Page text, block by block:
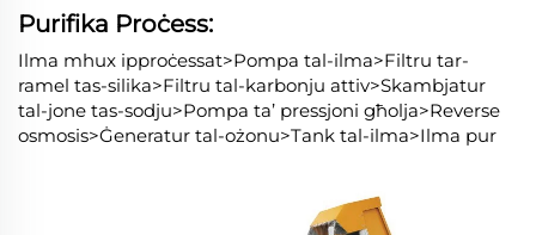
Purifika Proċess:
Ilma mhux ipproċessat>Pompa tal-ilma>Filtru tar-
ramel tas-silika>Filtru tal-karbonju attiv>Skambjatur
tal-jone tas-sodju>Pompa ta’ pressjoni għolja>Reverse
osmosis>Ġeneratur tal-ożonu>Tank tal-ilma>Ilma pur